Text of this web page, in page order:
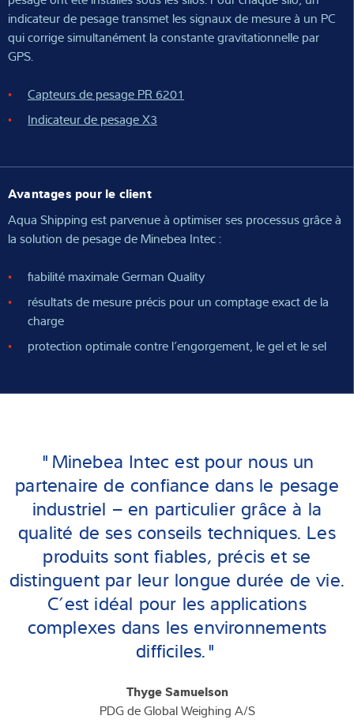
indicateur de pesage transmet les signaux de mesure à un PC
qui corrige simultanément la constante gravitationnelle par
GPS.
Capteurs de pesage PR 6201
Indicateur de pesage X3
Avantages pour le client
Aqua Shipping est parvenue à optimiser ses processus grâce à
la solution de pesage de Minebea Intec :
fiabilité maximale German Quality
résultats de mesure précis pour un comptage exact de la
charge
protection optimale contre l’engorgement, le gel et le sel
"Minebea Intec est pour nous un
partenaire de confiance dans le pesage
industriel – en particulier grâce à la
qualité de ses conseils techniques. Les
produits sont fiables, précis et se
distinguent par leur longue durée de vie.
C’est idéal pour les applications
complexes dans les environnements
difficiles."
Thyge Samuelson
PDG de Global Weighing A/S